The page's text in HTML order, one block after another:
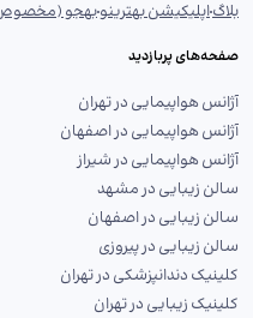
بلاگاپلیکیشن بهترینوبهجو (مخصوص
صفحه‌های پربازدید
آژانس هواپیمایی در تهران
آژانس هواپیمایی در اصفهان
آژانس هواپیمایی در شیراز
سالن زیبایی در مشهد
سالن زیبایی در اصفهان
سالن زیبایی در پیروزی
کلینیک دندانپزشکی در تهران
کلینیک زیبایی در تهران